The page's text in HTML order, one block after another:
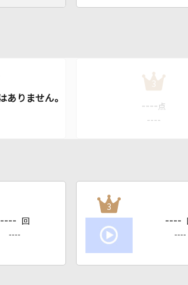
3
---- 点
----
---- 回
----
3
----
----